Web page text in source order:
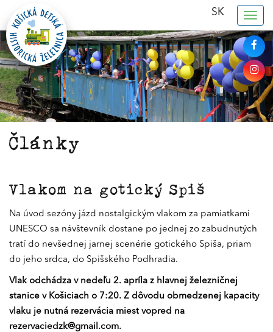
SK
Články
Vlakom na gotický Spiš
Na úvod sezóny jázd nostalgickým vlakom za pamiatkami
UNESCO sa návštevník dostane po jednej zo zabudnutých
tratí do nevšednej jarnej scenérie gotického Spiša, priam
do jeho srdca, do Spišského Podhradia.
Vlak odchádza v nedeľu 2. apríla z hlavnej železničnej
stanice v Košiciach o 7:20. Z dôvodu obmedzenej kapacity
vlaku je nutná rezervácia miest vopred na
rezervaciedzk@gmail.com.